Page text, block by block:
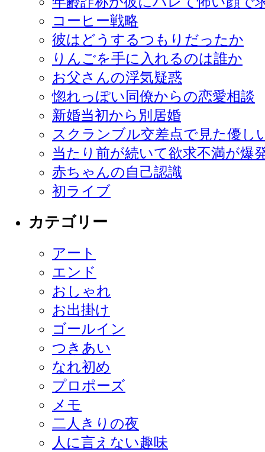
コーヒー戦略
彼はどうするつもりだったか
りんごを手に入れるのは誰か
お父さんの浮気疑惑
惚れっぽい同僚からの恋愛相談
新婚当初から別居婚
スクランブル交差点で見た優し
当たり前が続いて欲求不満が爆
赤ちゃんの自己認識
初ライブ
カテゴリー
アート
エンド
おしゃれ
お出掛け
ゴールイン
つきあい
なれ初め
プロポーズ
メモ
二人きりの夜
人に言えない趣味